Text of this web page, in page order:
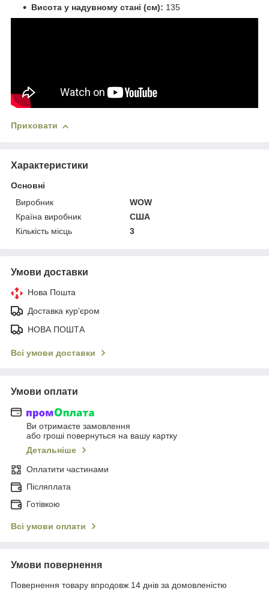
Висота у надувному стані (см): 135
Приховати
Характеристики
Основні
Виробник
WOW
Країна виробник
США
Кількість місць
3
Умови доставки
Нова Пошта
Доставка кур'єром
НОВА ПОШТА
Всі умови доставки
Умови оплати
Ви отримаєте замовлення
або гроші повернуться на вашу картку
Детальніше
Оплатити частинами
Післяплата
Готівкою
Всі умови оплати
Умови повернення
Повернення товару впродовж 14 днів за домовленістю